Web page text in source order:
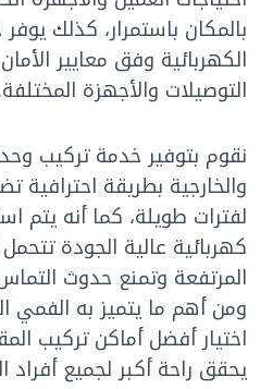
بالمكان باستمرار، كذلك
الكهربائية وفق معايير
التوصيلات والأجهزة المختلفة.
نقوم بتوفير خدمة تركيب
والخارجية بطريقة احترافية
لفترات طويلة، كما أنه يتم
كهربائية عالية الجودة تتحمل
المرتفعة وتمنع حدوث
ومن أهم ما يتميز به الفمي
اختيار أفضل أماكن تركيب
يحقق راحة أكبر لجميع